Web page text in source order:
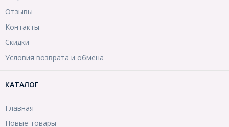
Отзывы
Контакты
Скидки
Условия возврата и обмена
КАТАЛОГ
Главная
Новые товары